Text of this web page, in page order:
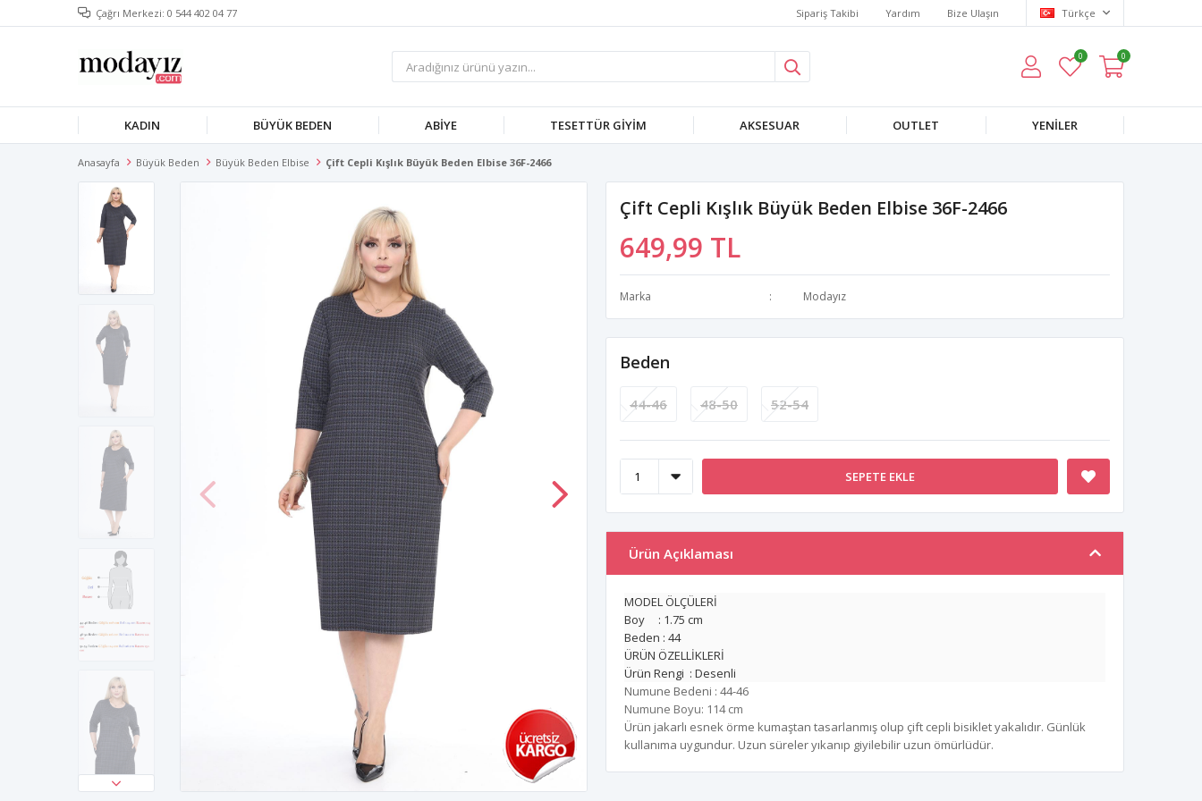
Çağrı Merkezi: 0 544 402 04 77 Sipariş Takibi Yardım Bize Ulaşın Türkçe
0 0
KADIN BÜYÜK BEDEN ABIYE TESETTÜR GIYIM AKSESUAR OUTLET YENILER
Anasayfa Büyük Beden Büyük Beden Elbise Çift Cepli Kışlık Büyük Beden Elbise 36F-2466
Çift Cepli Kışlık Büyük Beden Elbise 36F-2466
649,99 TL
Marka Modayız
Beden
44-46 48-50 52-54
SEPETE EKLE
Ürün Açıklaması
MODEL ÖLÇÜLERİ
Boy : 1.75 cm
Beden : 44
ÜRÜN ÖZELLİKLERİ
Ürün Rengi : Desenli
Numune Bedeni : 44-46
Numune Boyu: 114 cm
Ürün jakarlı esnek örme kumaştan tasarlanmış olup çift cepli bisiklet yakalıdır. Günlük
kullanıma uygundur. Uzun süreler yıkanıp giyilebilir uzun ömürlüdür.